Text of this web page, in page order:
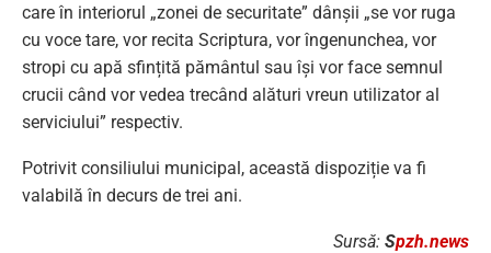
care în interiorul „zonei de securitate” dânșii „se vor ruga
cu voce tare, vor recita Scriptura, vor îngenunchea, vor
stropi cu apă sfințită pământul sau își vor face semnul
crucii când vor vedea trecând alături vreun utilizator al
serviciului” respectiv.
Potrivit consiliului municipal, această dispoziție va fi
valabilă în decurs de trei ani.
Sursă: Spzh.news